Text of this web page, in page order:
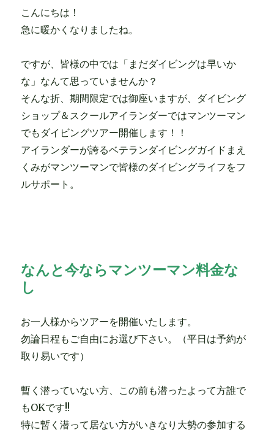
こんにちは！
急に暖かくなりましたね。
ですが、皆様の中では「まだダイビングは早いか
な」なんて思っていませんか？
そんな折、期間限定では御座いますが、ダイビング
ショップ＆スクールアイランダーではマンツーマン
でもダイビングツアー開催します！！
アイランダーが誇るベテランダイビングガイドまえ
くみがマンツーマンで皆様のダイビングライフをフ
ルサポート。
なんと今ならマンツーマン料金な
し
お一人様からツアーを開催いたします。
勿論日程もご自由にお選び下さい。（平日は予約が
取り易いです）
暫く潜っていない方、この前も潜ったよって方誰で
もOKです!!
特に暫く潜って居ない方がいきなり大勢の参加する